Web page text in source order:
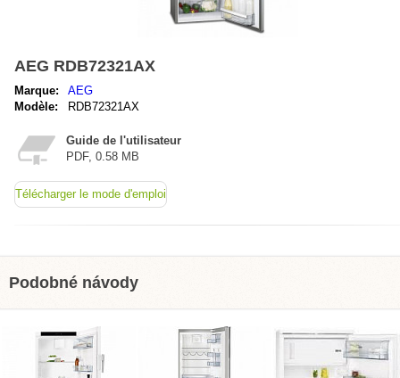
AEG RDB72321AX
Marque:
AEG
Modèle:
RDB72321AX
Guide de l'utilisateur
PDF, 0.58 MB
Télécharger le mode d'emploi
Podobné návody